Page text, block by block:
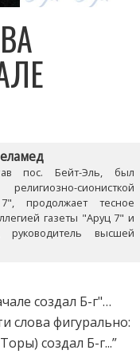
пос. Бейт-Эль, был
сионисткой
продолжает тесное
газеты "Аруц 7" и
руководитель высшей
создал Б-г"…
слова фигурально:
создал Б-г...”